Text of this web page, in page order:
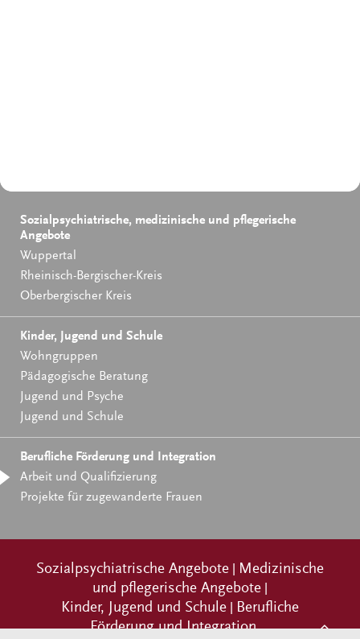
Sozialpsychiatrische, medizinische und pflegerische
Angebote
Wuppertal
Rheinisch-Bergischer-Kreis
Oberbergischer Kreis
Kinder, Jugend und Schule
Wohngruppen
Pädagogische Beratung
Jugend und Psyche
Jugend und Schule
Berufliche Förderung und Integration
Arbeit und Qualifizierung
Projekte für zugewanderte Frauen
Sozialpsychiatrische Angebote
Medizinische
und pflegerische Angebote
Kinder, Jugend und Schule
Berufliche
Förderung und Integration